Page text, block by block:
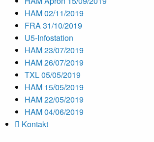
HAM 02/11/2019
FRA 31/10/2019
U5-Infostation
HAM 23/07/2019
HAM 26/07/2019
TXL 05/05/2019
HAM 15/05/2019
HAM 22/05/2019
HAM 04/06/2019
Kontakt